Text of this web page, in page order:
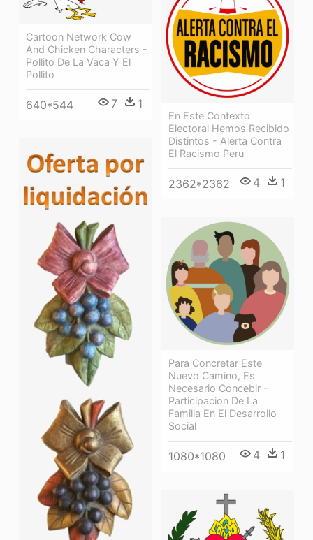
Cartoon Network Cow
And Chicken Characters -
Pollito De La Vaca Y El
Pollito
640*544 7 1
En Este Contexto
Electoral Hemos Recibido
Distintos - Alerta Contra
El Racismo Peru
2362*2362 4 1
Para Concretar Este
Nuevo Camino, Es
Necesario Concebir -
Participacion De La
Familia En El Desarrollo
Social
1080*1080 4 1